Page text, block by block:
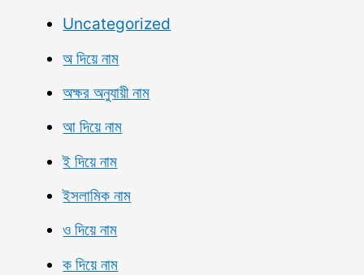
Uncategorized
অ দিয়ে নাম
অক্ষর অনুযায়ী নাম
আ দিয়ে নাম
ই দিয়ে নাম
ইসলামিক নাম
ও দিয়ে নাম
ক দিয়ে নাম